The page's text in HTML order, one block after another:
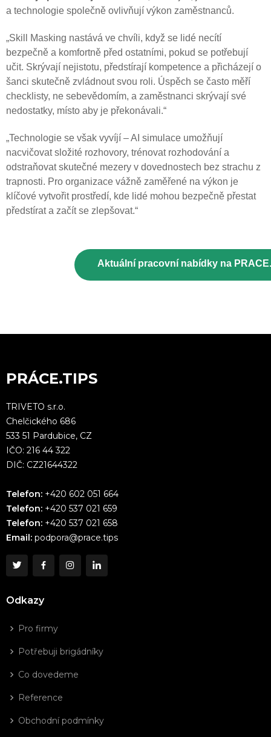
a technologie společně ovlivňují výkon zaměstnanců.
„Skill Masking nastává ve chvíli, když se lidé necítí
bezpečně a komfortně před ostatními, pokud se potřebují
učit. Skrývají nejistotu, předstírají kompetence a přicházejí o
šanci skutečně zvládnout svou roli. Úspěch se často měří
checklisty, ne sebevědomím, a zaměstnanci skrývají své
nedostatky, místo aby je překonávali.“
„Technologie se však vyvíjí – AI simulace umožňují
nacvičovat složité rozhovory, trénovat rozhodování a
odstraňovat skutečné mezery v dovednostech bez strachu z
trapnosti. Pro organizace vážně zaměřené na výkon je
klíčové vytvořit prostředí, kde lidé mohou bezpečně přestat
předstírat a začít se zlepšovat.“
Aktuální pracovní nabídky na
PRÁCE.TIPS
TRIVETO s.r.o.
Chelčického 686
533 51 Pardubice, CZ
IČO: 216 44 322
DIČ: CZ21644322
Telefon: +420 602 051 664
Telefon: +420 537 021 659
Telefon: +420 537 021 658
Email: podpora@prace.tips
Odkazy
Pro firmy
Potřebuji brigádníky
Co dovedeme
Reference
Obchodní podmínky